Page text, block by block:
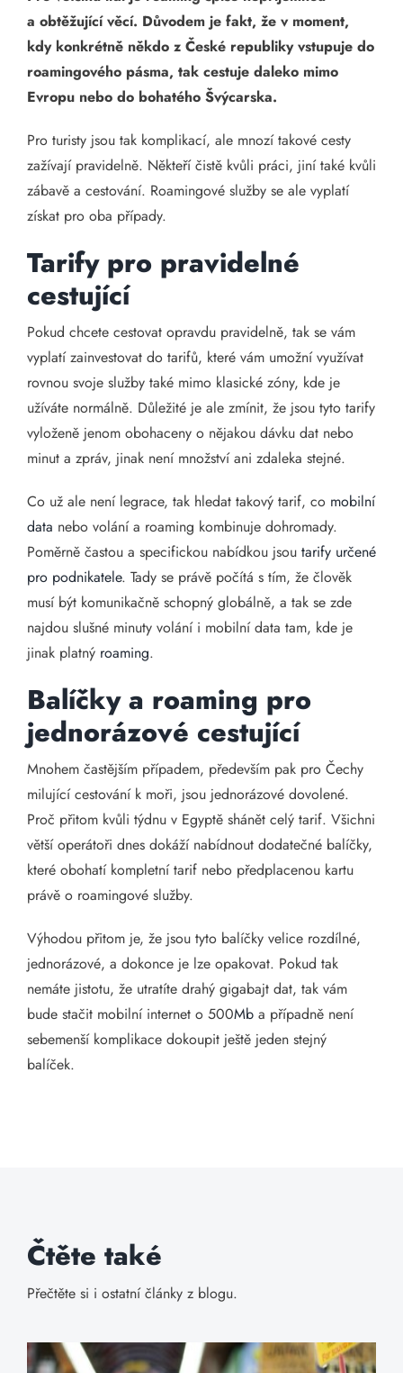
a obtěžující věcí. Důvodem je fakt, že v moment,
kdy konkrétně někdo z České republiky vstupuje do
roamingového pásma, tak cestuje daleko mimo
Evropu nebo do bohatého Švýcarska.
Pro turisty jsou tak komplikací, ale mnozí takové cesty
zažívají pravidelně. Někteří čistě kvůli práci, jiní také kvůli
zábavě a cestování. Roamingové služby se ale vyplatí
získat pro oba případy.
Tarify pro pravidelné
cestující
Pokud chcete cestovat opravdu pravidelně, tak se vám
vyplatí zainvestovat do tarifů, které vám umožní využívat
rovnou svoje služby také mimo klasické zóny, kde je
užíváte normálně. Důležité je ale zmínit, že jsou tyto tarify
vyloženě jenom obohaceny o nějakou dávku dat nebo
minut a zpráv, jinak není množství ani zdaleka stejné.
Co už ale není legrace, tak hledat takový tarif, co mobilní
data nebo volání a roaming kombinuje dohromady.
Poměrně častou a specifickou nabídkou jsou tarify určené
pro podnikatele. Tady se právě počítá s tím, že člověk
musí být komunikačně schopný globálně, a tak se zde
najdou slušné minuty volání i mobilní data tam, kde je
jinak platný roaming.
Balíčky a roaming pro
jednorázové cestující
Mnohem častějším případem, především pak pro Čechy
milující cestování k moři, jsou jednorázové dovolené.
Proč přitom kvůli týdnu v Egyptě shánět celý tarif. Všichni
větší operátoři dnes dokáží nabídnout dodatečné balíčky,
které obohatí kompletní tarif nebo předplacenou kartu
právě o roamingové služby.
Výhodou přitom je, že jsou tyto balíčky velice rozdílné,
jednorázové, a dokonce je lze opakovat. Pokud tak
nemáte jistotu, že utratíte drahý gigabajt dat, tak vám
bude stačit mobilní internet o 500Mb a případně není
sebemenší komplikace dokoupit ještě jeden stejný
balíček.
Čtěte také
Přečtěte si i ostatní články z blogu.